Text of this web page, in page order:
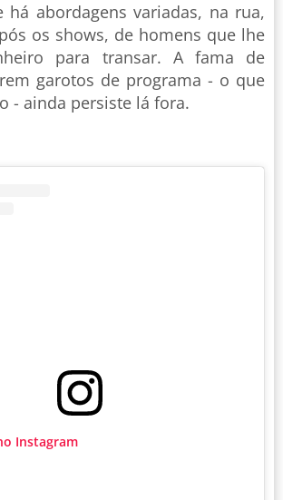
há abordagens variadas, na rua,
os shows, de homens que lhe
para transar. A fama de
garotos de programa - o que
- ainda persiste lá fora.
Instagram